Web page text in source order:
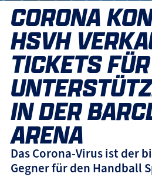
CORONA
HSVH
TICKETS
IN DER
ARENA
Das Corona-Virus ist der
Gegner für den Handball